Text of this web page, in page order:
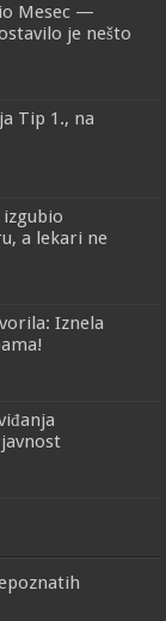
Mesec —
je nešto
Tip 1., na
a lekari ne
Iznela